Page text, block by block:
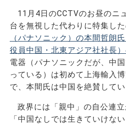
11月4日のCCTVのお昼のニ
台を無視した代わりに特集し
（パナソニック）の本間哲朗
役員中国・北東アジア社社長
電器（パナソニックだが、中
っている）は初めて上海輸入
で、本間氏は中国を絶賛してい
政界には「親中」の自公連
「中国なしでは生きていけな